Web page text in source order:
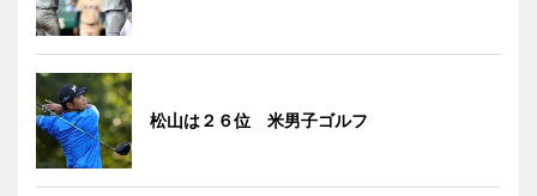
松山は２６位 米男子ゴルフ